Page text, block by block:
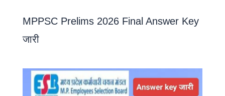
MPPSC Prelims 2026 Final Answer Key
जारी